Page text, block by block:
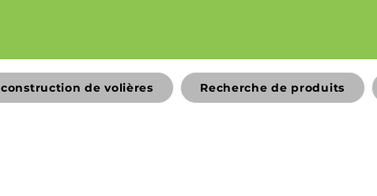
construction de volières Recherche de produits